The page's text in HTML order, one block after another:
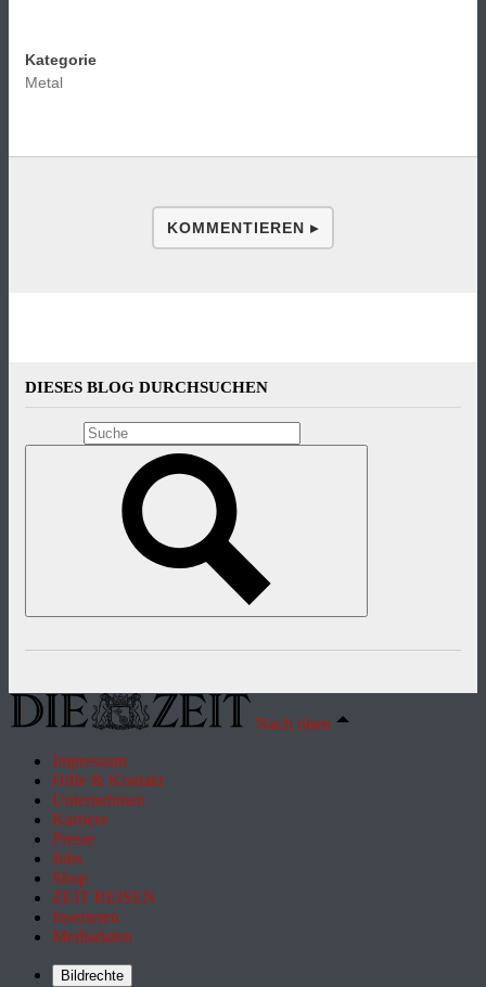
Kategorie
Metal
KOMMENTIEREN ▸
DIESES BLOG DURCHSUCHEN
Nach oben
Impressum
Hilfe & Kontakt
Unternehmen
Karriere
Presse
Jobs
Shop
ZEIT REISEN
Inserieren
Mediadaten
Bildrechte